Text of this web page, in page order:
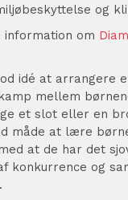
og
om
idé at arrangere
mellem
et slot eller en
måde at lære
at de har det
konkurrence og